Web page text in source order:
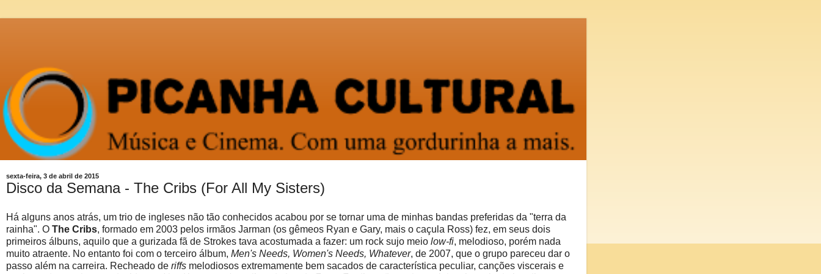
sexta-feira, 3 de abril de 2015
Disco da Semana - The Cribs (For All My Sisters)
Há alguns anos atrás, um trio de ingleses não tão conhecidos acabou por se tornar uma de minhas bandas preferidas da "terra da
rainha". O The Cribs, formado em 2003 pelos irmãos Jarman (os gêmeos Ryan e Gary, mais o caçula Ross) fez, em seus dois
primeiros álbuns, aquilo que a gurizada fã de Strokes tava acostumada a fazer: um rock sujo meio low-fi, melodioso, porém nada
muito atraente. No entanto foi com o terceiro álbum, Men's Needs, Women's Needs, Whatever, de 2007, que o grupo pareceu dar o
passo além na carreira. Recheado de riffs melodiosos extremamente bem sacados de característica peculiar, canções viscerais e